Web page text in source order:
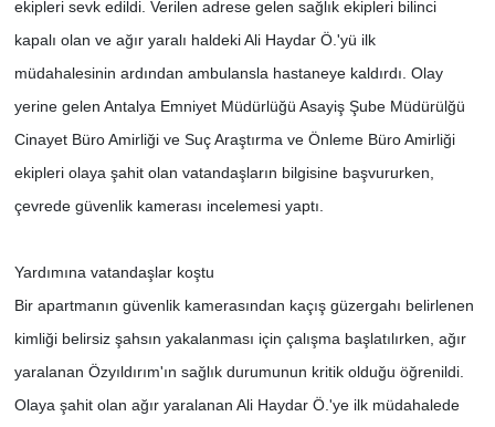
ekipleri sevk edildi. Verilen adrese gelen sağlık ekipleri bilinci
kapalı olan ve ağır yaralı haldeki Ali Haydar Ö.'yü ilk
müdahalesinin ardından ambulansla hastaneye kaldırdı. Olay
yerine gelen Antalya Emniyet Müdürlüğü Asayiş Şube Müdürülğü
Cinayet Büro Amirliği ve Suç Araştırma ve Önleme Büro Amirliği
ekipleri olaya şahit olan vatandaşların bilgisine başvururken,
çevrede güvenlik kamerası incelemesi yaptı.
Yardımına vatandaşlar koştu
Bir apartmanın güvenlik kamerasından kaçış güzergahı belirlenen
kimliği belirsiz şahsın yakalanması için çalışma başlatılırken, ağır
yaralanan Özyıldırım'ın sağlık durumunun kritik olduğu öğrenildi.
Olaya şahit olan ağır yaralanan Ali Haydar Ö.'ye ilk müdahalede